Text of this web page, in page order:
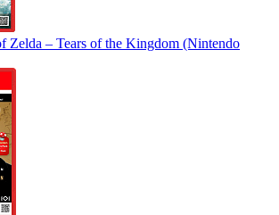
Zelda – Tears of the Kingdom (Nintendo